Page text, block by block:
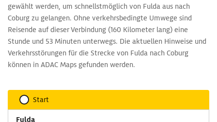
gewählt werden, um schnellstmöglich von Fulda aus nach
Coburg zu gelangen. Ohne verkehrsbedingte Umwege sind
Reisende auf dieser Verbindung (160 Kilometer lang) eine
Stunde und 53 Minuten unterwegs. Die aktuellen Hinweise und
Verkehrsstörungen für die Strecke von Fulda nach Coburg
können in ADAC Maps gefunden werden.
Start
Fulda